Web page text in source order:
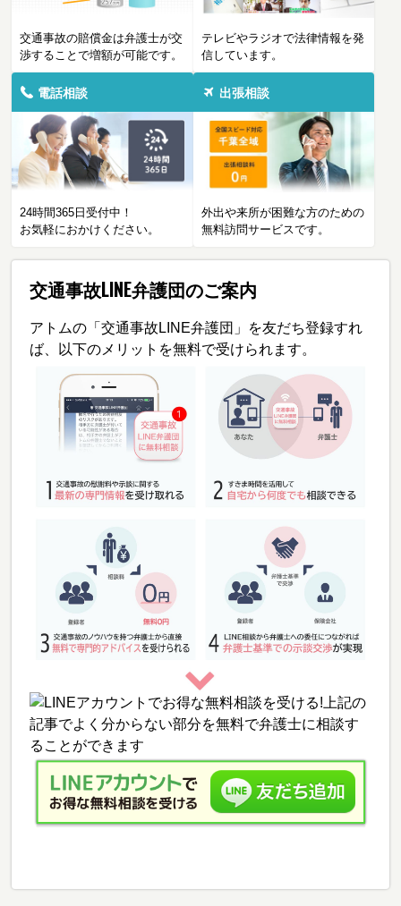
交通事故の賠償金は弁護士が交
渉することで増額が可能です。
テレビやラジオで法律情報を発
信しています。
電話相談
24時間365日受付中！
お気軽におかけください。
出張相談
外出や来所が困難な方のための
無料訪問サービスです。
交通事故LINE弁護団のご案内
アトムの「交通事故LINE弁護団」を友だち登録すれ
ば、以下のメリットを無料で受けられます。